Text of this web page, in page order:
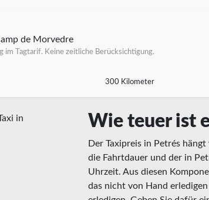
de Morvedre
im Tagtarif. Keine zeitliche Berücksichtigung.
300 Kilometer
Wie teuer ist
Der Taxipreis in Petrés
die Fahrtdauer und der in
Uhrzeit. Aus diesen
das nicht von Hand